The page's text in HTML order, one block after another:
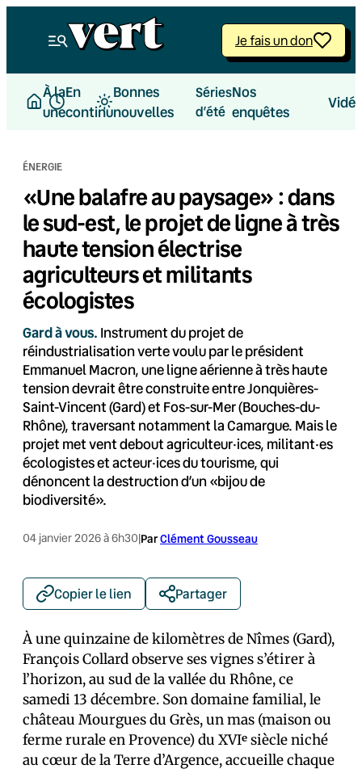
Je fais un don
À la
une
En
continu
Bonnes
nouvelles
Séries
d’été
Nos
enquêtes
ÉNERGIE
«Une balafre au paysage» : dans
le sud-est, le projet de ligne à très
haute tension électrise
agriculteurs et militants
écologistes
Gard à vous. Instrument du projet de
réindustrialisation verte voulu par le président
Emmanuel Macron, une ligne aérienne à très haute
tension devrait être construite entre Jonquières-
Saint-Vincent (Gard) et Fos-sur-Mer (Bouches-du-
Rhône), traversant notamment la Camargue. Mais le
projet met vent debout agriculteur·ices, militant·es
écologistes et acteur·ices du tourisme, qui
dénoncent la destruction d’un «bijou de
biodiversité».
04 janvier 2026 à 6h30|ParClément Gousseau
Copier le lien Partager
À une quinzaine de kilomètres de Nîmes (Gard),
François Collard observe ses vignes s’étirer à
l’horizon, au sud de la vallée du Rhône, ce
samedi 13 décembre. Son domaine familial, le
château Mourgues du Grès, un mas (maison ou
ferme rurale en Provence) du XVIᵉ siècle niché
au cœur de la Terre d’Argence, accueille chaque